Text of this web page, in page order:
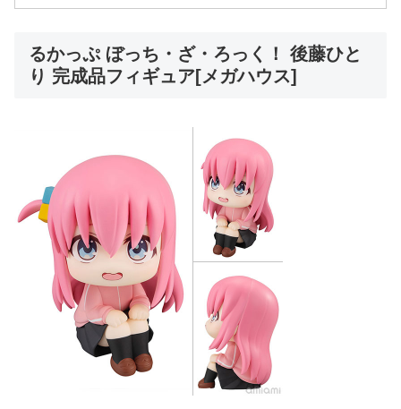
るかっぷ ぼっち・ざ・ろっく！ 後藤ひと
り 完成品フィギュア[メガハウス]